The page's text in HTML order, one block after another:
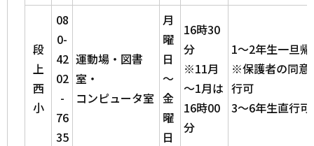
段
上
西
小
08
0-
42
02
-
76
35
運動場・図書
室・
コンピュータ室
月
曜
日
～
金
曜
日
16時30
分
※11月
～1月は
16時00
分
1～2年生一旦
※保護者の同意
行可
3～6年生直行可